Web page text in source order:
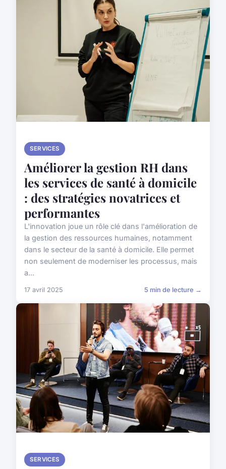
SERVICES
Améliorer la gestion RH dans
les services de santé à domicile
: des stratégies novatrices et
performantes
L'innovation joue un rôle clé dans l'amélioration de
la gestion des ressources humaines, notamment
dans le secteur de la santé à domicile. Elle permet
non seulement de moderniser les processus, mais
a...
17 avril 2025 5 min de lecture →
SERVICES